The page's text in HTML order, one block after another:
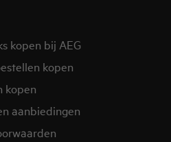
kopen bij AEG
kopen
kopen
aanbiedingen